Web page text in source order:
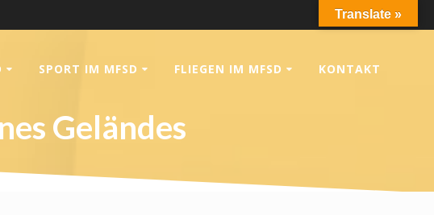
SPORT IM MFSD FLIEGEN IM MFSD KONTAKT
Geländes
Translate »